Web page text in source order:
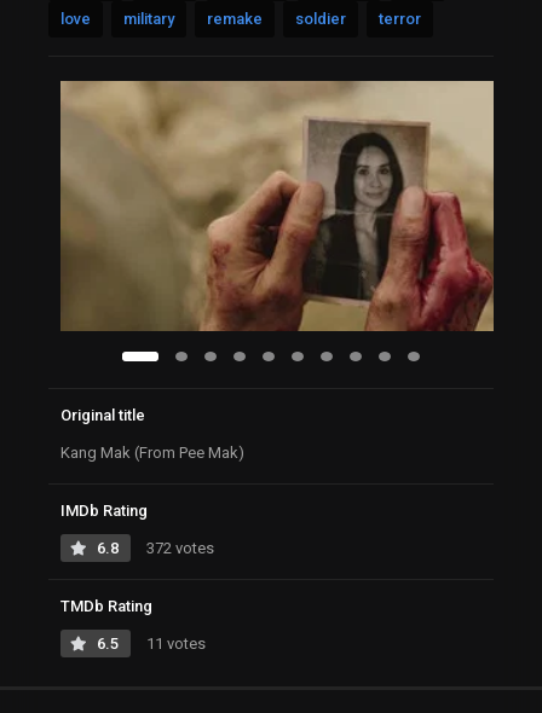
love military remake soldier terror
Original title
Kang Mak (From Pee Mak)
IMDb Rating
6.8 372 votes
TMDb Rating
6.5 11 votes